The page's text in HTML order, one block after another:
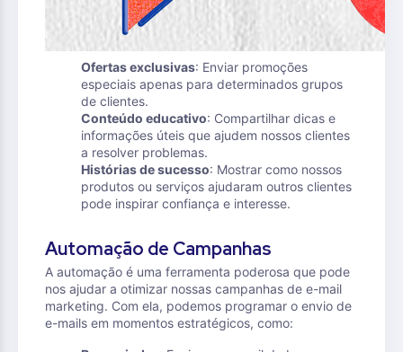
Ofertas exclusivas: Enviar promoções
especiais apenas para determinados grupos
de clientes.
Conteúdo educativo: Compartilhar dicas e
informações úteis que ajudem nossos clientes
a resolver problemas.
Histórias de sucesso: Mostrar como nossos
produtos ou serviços ajudaram outros clientes
pode inspirar confiança e interesse.
Automação de Campanhas
A automação é uma ferramenta poderosa que pode
nos ajudar a otimizar nossas campanhas de e-mail
marketing. Com ela, podemos programar o envio de
e-mails em momentos estratégicos, como: